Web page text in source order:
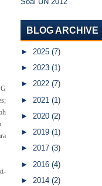
BLOG ARCHIVE
► 2025 (7)
► 2023 (1)
► 2022 (7)
► 2021 (1)
► 2020 (2)
► 2019 (1)
► 2017 (3)
► 2016 (4)
► 2014 (2)